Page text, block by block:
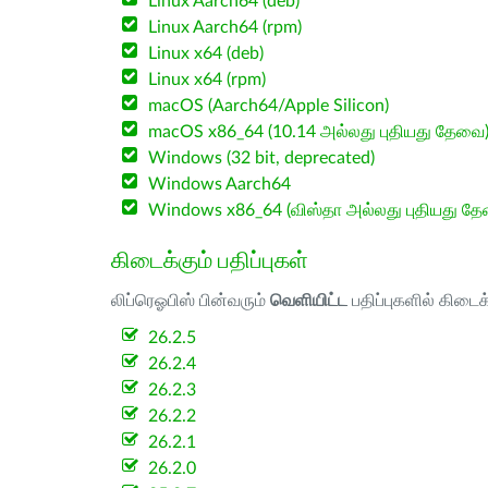
Linux Aarch64 (rpm)
Linux x64 (deb)
Linux x64 (rpm)
macOS (Aarch64/Apple Silicon)
macOS x86_64 (10.14 அல்லது புதியது தேவை)
Windows (32 bit, deprecated)
Windows Aarch64
Windows x86_64 (விஸ்தா அல்லது புதியது
கிடைக்கும் பதிப்புகள்
லிப்ரெஓபிஸ் பின்வரும் வெளியிட்ட பதிப்புகளில்
26.2.5
26.2.4
26.2.3
26.2.2
26.2.1
26.2.0